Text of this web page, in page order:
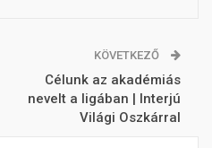
KÖVETKEZŐ
Célunk az akadémiás
nevelt a ligában | Interjú
Világi Oszkárral